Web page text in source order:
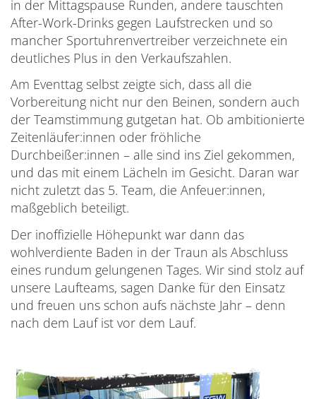
in der Mittagspause Runden, andere tauschten
After-Work-Drinks gegen Laufstrecken und so
mancher Sportuhrenvertreiber verzeichnete ein
deutliches Plus in den Verkaufszahlen.
Am Eventtag selbst zeigte sich, dass all die
Vorbereitung nicht nur den Beinen, sondern auch
der Teamstimmung gutgetan hat. Ob ambitionierte
Zeitenläufer:innen oder fröhliche
Durchbeißer:innen – alle sind ins Ziel gekommen,
und das mit einem Lächeln im Gesicht. Daran war
nicht zuletzt das 5. Team, die Anfeuer:innen,
maßgeblich beteiligt.
Der inoffizielle Höhepunkt war dann das
wohlverdiente Baden in der Traun als Abschluss
eines rundum gelungenen Tages. Wir sind stolz auf
unsere Laufteams, sagen Danke für den Einsatz
und freuen uns schon aufs nächste Jahr – denn
nach dem Lauf ist vor dem Lauf.